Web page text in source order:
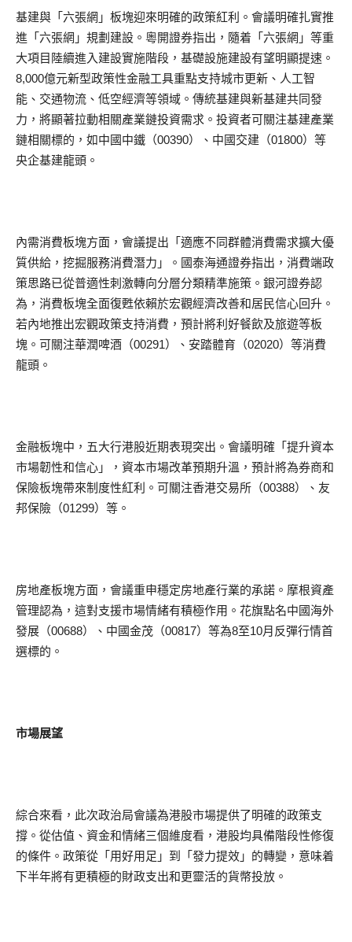
基建與「六張網」板塊迎來明確的政策紅利。會議明確扎實推
進「六張網」規劃建設。粵開證券指出，隨着「六張網」等重
大項目陸續進入建設實施階段，基礎設施建設有望明顯提速。
8,000億元新型政策性金融工具重點支持城市更新、人工智
能、交通物流、低空經濟等領域。傳統基建與新基建共同發
力，將顯著拉動相關產業鏈投資需求。投資者可關注基建產業
鏈相關標的，如中國中鐵（00390）、中國交建（01800）等
央企基建龍頭。
內需消費板塊方面，會議提出「適應不同群體消費需求擴大優
質供給，挖掘服務消費潛力」。國泰海通證券指出，消費端政
策思路已從普適性刺激轉向分層分類精準施策。銀河證券認
為，消費板塊全面復甦依賴於宏觀經濟改善和居民信心回升。
若內地推出宏觀政策支持消費，預計將利好餐飲及旅遊等板
塊。可關注華潤啤酒（00291）、安踏體育（02020）等消費
龍頭。
金融板塊中，五大行港股近期表現突出。會議明確「提升資本
市場韌性和信心」，資本市場改革預期升溫，預計將為券商和
保險板塊帶來制度性紅利。可關注香港交易所（00388）、友
邦保險（01299）等。
房地產板塊方面，會議重申穩定房地產行業的承諾。摩根資產
管理認為，這對支援市場情緒有積極作用。花旗點名中國海外
發展（00688）、中國金茂（00817）等為8至10月反彈行情首
選標的。
市場展望
綜合來看，此次政治局會議為港股市場提供了明確的政策支
撐。從估值、資金和情緒三個維度看，港股均具備階段性修復
的條件。政策從「用好用足」到「發力提效」的轉變，意味着
下半年將有更積極的財政支出和更靈活的貨幣投放。